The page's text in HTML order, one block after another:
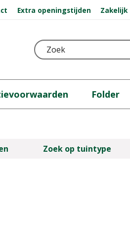
Extra openingstijden Zakelijk
Folder
Zoek op tuintype